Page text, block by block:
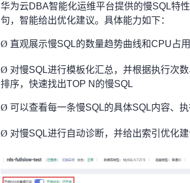
华为云DBA智能化运维平台提供的慢SQL特
句，智能给出优化建议。具体能力如下：
Ø 直观展示慢SQL的数量趋势曲线和CPU占
Ø 对慢SQL进行模板化汇总，并根据执行次
排序，快速找出TOP N的慢SQL
Ø 可以查看每一条慢SQL的具体SQL内容、
Ø 对慢SQL进行自动诊断，并给出索引优化